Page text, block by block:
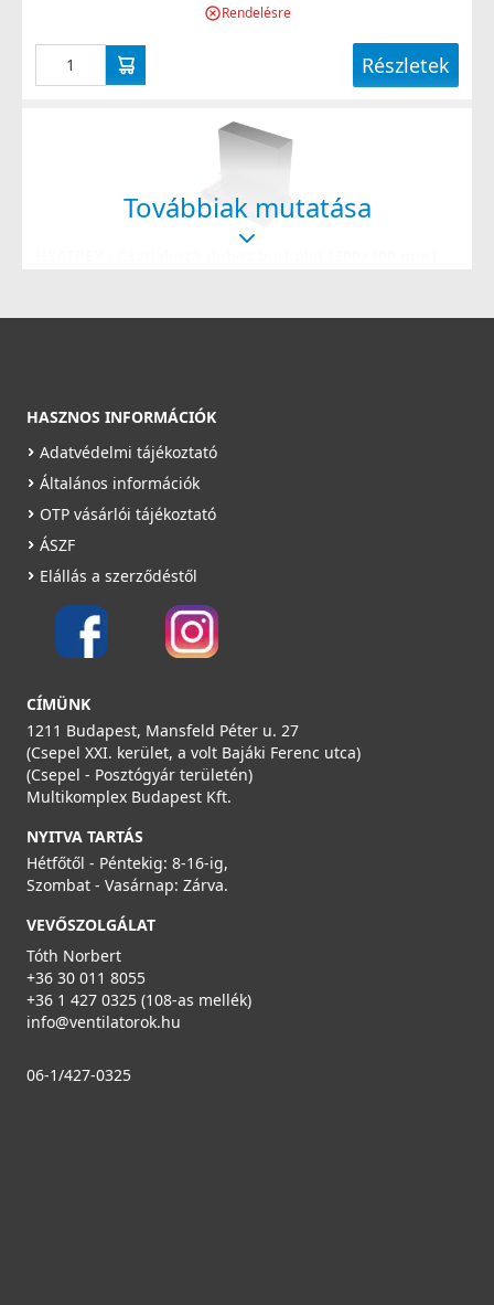
Rendelésre
Részletek
HEATPEX - Csatlakozó doboz, téglalap DN63 mm
(4x63mm) ARIA CONNECT
52346300400W
Rendelésre
HEATPEX - Csatlakozó doboz, téglalap DN90 mm
(2x90mm) ARIA CONNECT
52329000400W
Továbbiak mutatása
HASZNOS INFORMÁCIÓK
Adatvédelmi tájékoztató
Általános információk
OTP vásárlói tájékoztató
ÁSZF
Elállás a szerződéstől
CÍMÜNK
1211 Budapest, Mansfeld Péter u. 27
(Csepel XXI. kerület, a volt Bajáki Ferenc utca)
(Csepel - Posztógyár területén)
Multikomplex Budapest Kft.
NYITVA TARTÁS
Hétfőtől - Péntekig: 8-16-ig,
Szombat - Vasárnap: Zárva.
VEVŐSZOLGÁLAT
Tóth Norbert
+36 30 011 8055
+36 1 427 0325 (108-as mellék)
info@ventilatorok.hu
06-1/427-0325